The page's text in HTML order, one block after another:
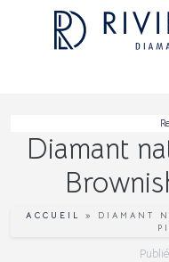
Diamant
ACCUEIL » DIAMANT